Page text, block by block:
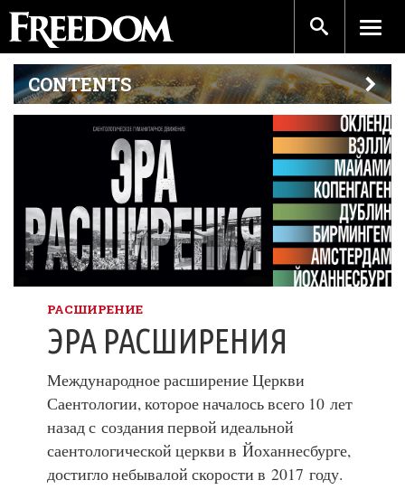
CONTENTS
РАСШИРЕНИЕ
ЭРА РАСШИРЕНИЯ
Международное расширение Церкви
Саентологии, которое началось всего 10 лет
назад с создания первой идеальной
саентологической церкви в Йоханнесбурге,
достигло небывалой скорости в 2017 году.